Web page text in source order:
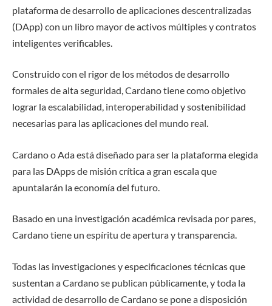
plataforma de desarrollo de aplicaciones descentralizadas
(DApp) con un libro mayor de activos múltiples y contratos
inteligentes verificables.
Construido con el rigor de los métodos de desarrollo
formales de alta seguridad, Cardano tiene como objetivo
lograr la escalabilidad, interoperabilidad y sostenibilidad
necesarias para las aplicaciones del mundo real.
Cardano o Ada está diseñado para ser la plataforma elegida
para las DApps de misión crítica a gran escala que
apuntalarán la economía del futuro.
Basado en una investigación académica revisada por pares,
Cardano tiene un espíritu de apertura y transparencia.
Todas las investigaciones y especificaciones técnicas que
sustentan a Cardano se publican públicamente, y toda la
actividad de desarrollo de Cardano se pone a disposición